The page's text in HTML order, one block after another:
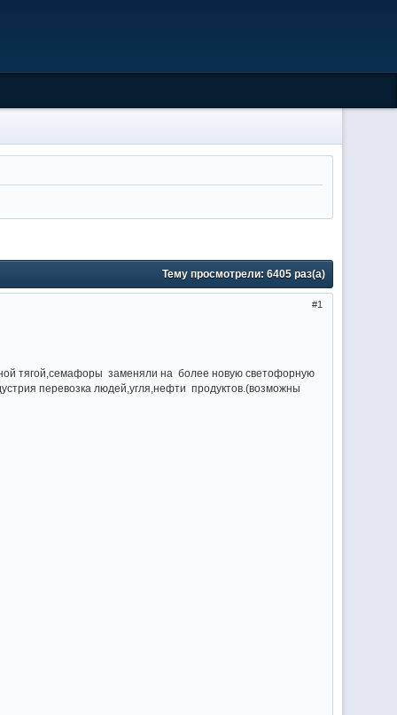
Тему просмотрели: 6405 раз(а)
1
тягой,семафоры заменяли на более новую светофорную
перевозка людей,угля,нефти продуктов.(возможны